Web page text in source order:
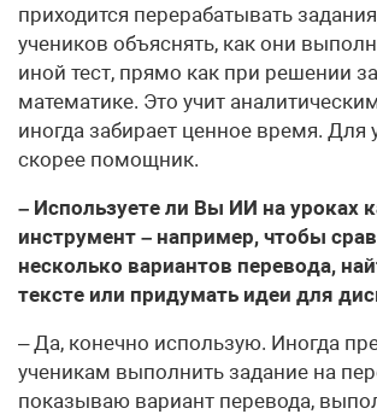
приходится перерабатывать
учеников объяснять, как они
иной тест, прямо как при решении
математике. Это учит
иногда забирает ценное время. Для
скорее помощник.
– Используете ли Вы ИИ на уроках
инструмент – например, чтобы
несколько вариантов перевода,
тексте или придумать идеи для
– Да, конечно использую. Иногда
ученикам выполнить задание на
показываю вариант перевода,